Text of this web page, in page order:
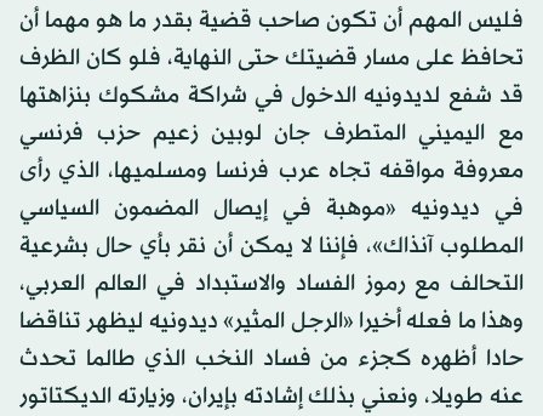
فليس المهم أن تكون صاحب قضية بقدر ما هو مهما أن
تحافظ على مسار قضيتك حتى النهاية، فلو كان الظرف
قد شفع لديدونيه الدخول في شراكة مشكوك بنزاهتها
مع اليميني المتطرف جان لوبين زعيم حزب فرنسي
معروفة مواقفه تجاه عرب فرنسا ومسلميها، الذي رأى
في ديدونيه «موهبة في إيصال المضمون السياسي
المطلوب آنذاك»، فإننا لا يمكن أن نقر بأي حال بشرعية
التحالف مع رموز الفساد والاستبداد في العالم العربي،
وهذا ما فعله أخيرا «الرجل المثير» ديدونيه ليظهر تناقضا
حادا أظهره كجزء من فساد النخب الذي طالما تحدث
عنه طويلا، ونعني بذلك إشادته بإيران، وزيارته الديكتاتور